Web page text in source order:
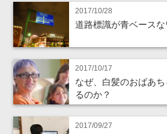
2017/10/28
道路標識が青ベース
2017/10/17
なぜ、白髪のおばあ
るのか？
2017/09/27